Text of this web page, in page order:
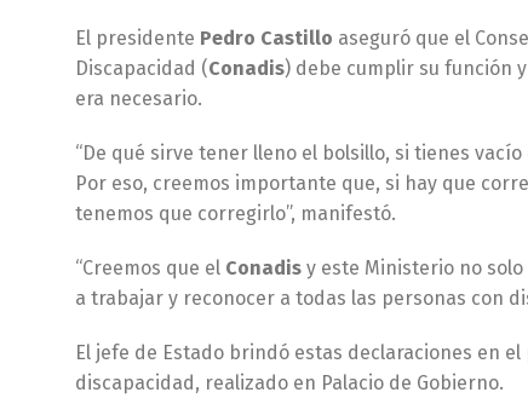
El presidente Pedro Castillo aseguró que el
Discapacidad (Conadis) debe cumplir su función
era necesario.
“De qué sirve tener lleno el bolsillo, si tienes
Por eso, creemos importante que, si hay que
tenemos que corregirlo”, manifestó.
“Creemos que el Conadis y este Ministerio no
a trabajar y reconocer a todas las personas con
El jefe de Estado brindó estas declaraciones en
discapacidad, realizado en Palacio de Gobierno.